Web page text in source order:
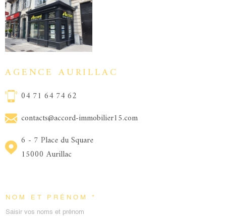
AGENCE AURILLAC
04 71 64 74 62
contacts@accord-immobilier15.com
6 - 7 Place du Square
15000 Aurillac
NOM ET PRÉNOM *